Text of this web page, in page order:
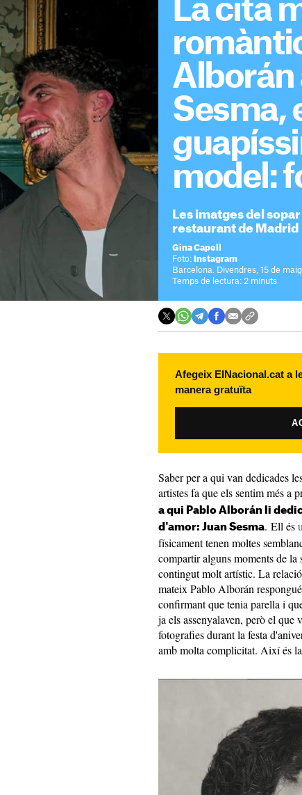
La cita
Alborán
Sesma,
model:
Les imatges del
restaurant de Madrid
Gina Capell
Foto: Instagram
Barcelona. Divendres, 15 de
Temps de lectura: 2 minuts
Afegeix ElNacional.cat a
manera gratuïta
Saber per a qui van dedicades
artistes fa que els sentim més a
a qui Pablo Alborán li
d'amor: Juan Sesma. Ell és
físicament tenen moltes
compartir alguns moments de la
contingut molt artístic. La
mateix Pablo Alborán
confirmant que tenia parella i
ja els assenyalaven, però el que
fotografies durant la festa
amb molta complicitat. Així és